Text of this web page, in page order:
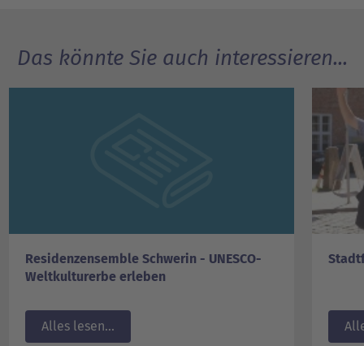
Das könnte Sie auch interessieren...
Residenzensemble Schwerin - UNESCO-
Weltkulturerbe erleben
Alles lesen...